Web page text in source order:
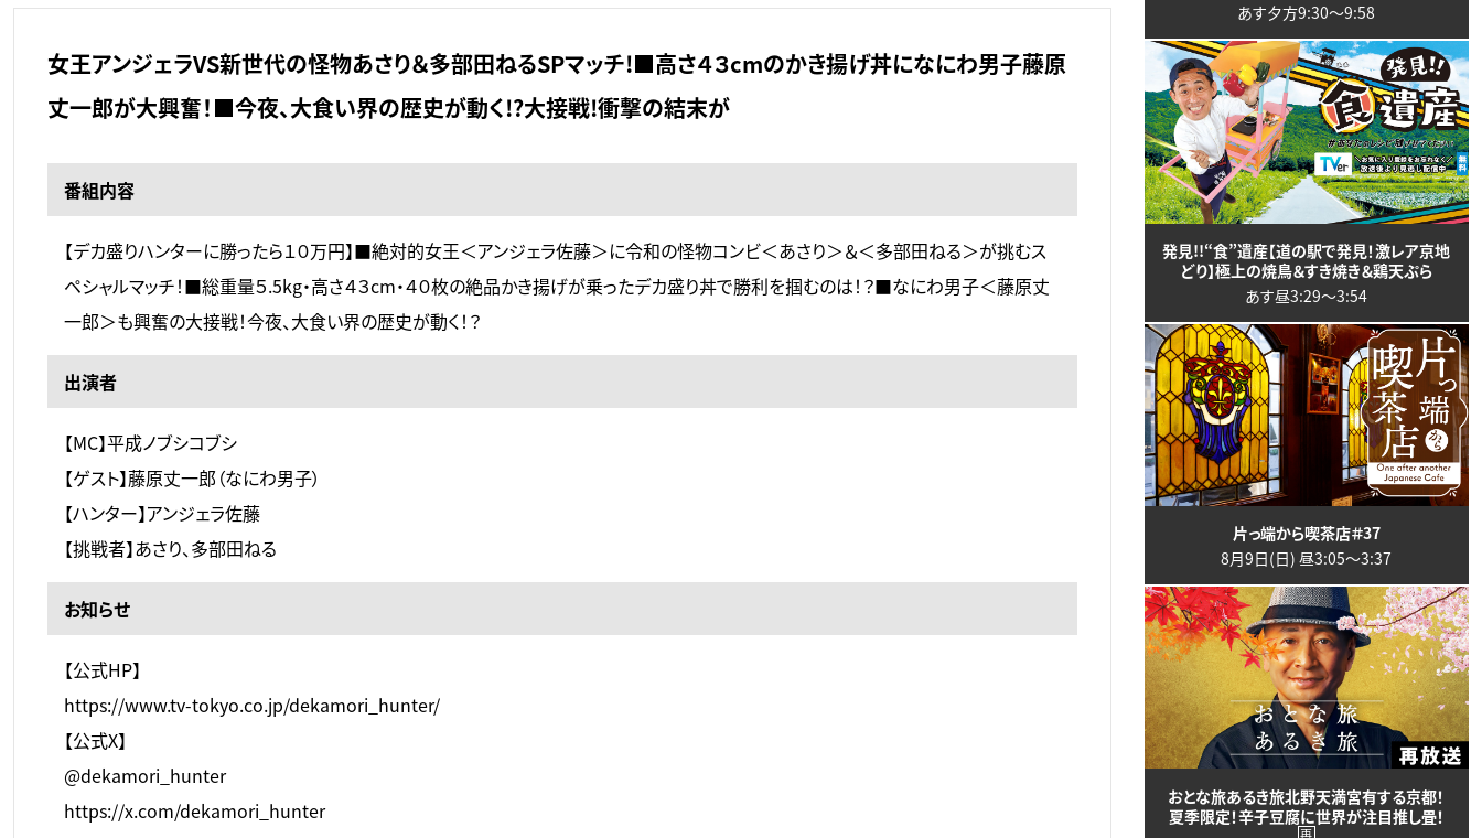
女王アンジェラVS新世代の怪物あさり＆多部田ねるSPマッチ!■高さ４３cmのかき揚げ丼になにわ男子藤原
丈一郎が大興奮！■今夜、大食い界の歴史が動く!?大接戦!衝撃の結末が
番組内容
【デカ盛りハンターに勝ったら１０万円】■絶対的女王＜アンジェラ佐藤＞に令和の怪物コンビ＜あさり＞＆＜多部田ねる＞が挑むス
ペシャルマッチ！■総重量５.5kg・高さ４３cm・４０枚の絶品かき揚げが乗ったデカ盛り丼で勝利を掴むのは！？■なにわ男子＜藤原丈
一郎＞も興奮の大接戦！今夜、大食い界の歴史が動く！？
出演者
【MC】平成ノブシコブシ
【ゲスト】藤原丈一郎（なにわ男子）
【ハンター】アンジェラ佐藤
【挑戦者】あさり、多部田ねる
お知らせ
【公式HP】
https://www.tv-tokyo.co.jp/dekamori_hunter/
【公式X】
@dekamori_hunter
https://x.com/dekamori_hunter
あす夕方9:30〜9:58
発見!!“食”遺産【道の駅で発見！激レア京地
どり】極上の焼鳥＆すき焼き＆鶏天ぷら
あす昼3:29〜3:54
片っ端から喫茶店＃37
8月9日(日) 昼3:05〜3:37
おとな旅あるき旅北野天満宮有する京都！
夏季限定！辛子豆腐に世界が注目推し畳！
再